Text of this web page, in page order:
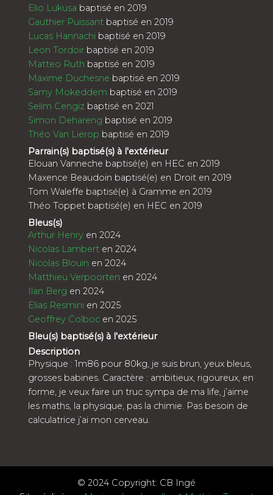
Elio Lukusa baptisé en 2019
Gauthier Puissant baptisé en 2019
Lucas Hannachi baptisé en 2019
Leon Tordoir baptisé en 2019
Matteo Ruth baptisé en 2019
Maxime Duchesne baptisé en 2019
Samy Mokeddem baptisé en 2019
Selim Cengiz baptisé en 2021
Simon Dehareng baptisé en 2019
Théo Van Lierop baptisé en 2019
Parrain(s) baptisé(s) à l'extérieur
Elouan Vanneche baptisé(e) en HEC en 2019
Maxence Beaudoin baptisé(e) en Droit en 2019
Tom Waleffe baptisé(e) à Gramme en 2019
Théo Toppet baptisé(e) en HEC en 2019
Bleus(s)
Arthur Henry en 2024
Nicolas Lambert en 2024
Nicolas Blouin en 2024
Matthieu Verpoorten en 2024
Ilan Berg en 2024
Elias Resmini en 2025
Geoffrey Colboc en 2025
Bleu(s) baptisé(s) à l'extérieur
Description
Physique : 1m86 pour 80kg, je suis brun, yeux bleus,
grosses babines. Caractère : ambitieux, rigoureux, en
forme, je veux faire un truc sympa de ma life, j’aime
les maths, la physique, pas la chimie. Pas besoin de
calculatrice j’ai mon cerveau.
© 2024 Copyright: CB Ingé